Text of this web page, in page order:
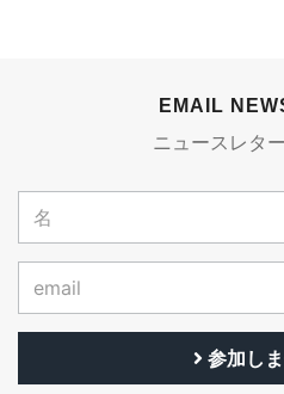
EMAIL
ニュースレタ
参加し